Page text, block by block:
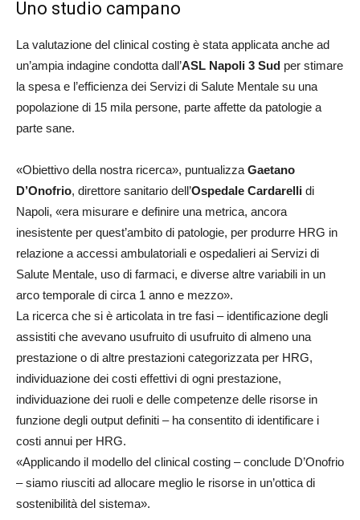
Uno studio campano
La valutazione del clinical costing è stata applicata anche ad
un’ampia indagine condotta dall’ASL Napoli 3 Sud per stimare
la spesa e l’efficienza dei Servizi di Salute Mentale su una
popolazione di 15 mila persone, parte affette da patologie a
parte sane.
«Obiettivo della nostra ricerca», puntualizza Gaetano
D’Onofrio, direttore sanitario dell’Ospedale Cardarelli di
Napoli, «era misurare e definire una metrica, ancora
inesistente per quest’ambito di patologie, per produrre HRG in
relazione a accessi ambulatoriali e ospedalieri ai Servizi di
Salute Mentale, uso di farmaci, e diverse altre variabili in un
arco temporale di circa 1 anno e mezzo».
La ricerca che si è articolata in tre fasi – identificazione degli
assistiti che avevano usufruito di usufruito di almeno una
prestazione o di altre prestazioni categorizzata per HRG,
individuazione dei costi effettivi di ogni prestazione,
individuazione dei ruoli e delle competenze delle risorse in
funzione degli output definiti – ha consentito di identificare i
costi annui per HRG.
«Applicando il modello del clinical costing – conclude D’Onofrio
– siamo riusciti ad allocare meglio le risorse in un’ottica di
sostenibilità del sistema».